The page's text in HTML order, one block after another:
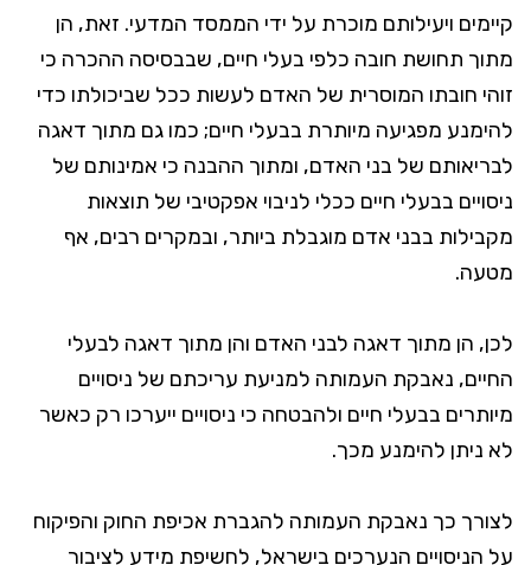
קיימים ויעילותם מוכרת על ידי הממסד המדעי. זאת, הן
מתוך תחושת חובה כלפי בעלי חיים, שבבסיסה ההכרה כי
זוהי חובתו המוסרית של האדם לעשות ככל שביכולתו כדי
להימנע מפגיעה מיותרת בבעלי חיים; כמו גם מתוך דאגה
לבריאותם של בני האדם, ומתוך ההבנה כי אמינותם של
ניסויים בבעלי חיים ככלי לניבוי אפקטיבי של תוצאות
מקבילות בבני אדם מוגבלת ביותר, ובמקרים רבים, אף
מטעה.
לכן, הן מתוך דאגה לבני האדם והן מתוך דאגה לבעלי
החיים, נאבקת העמותה למניעת עריכתם של ניסויים
מיותרים בבעלי חיים ולהבטחה כי ניסויים ייערכו רק כאשר
לא ניתן להימנע מכך.
לצורך כך נאבקת העמותה להגברת אכיפת החוק והפיקוח
על הניסויים הנערכים בישראל, לחשיפת מידע לציבור